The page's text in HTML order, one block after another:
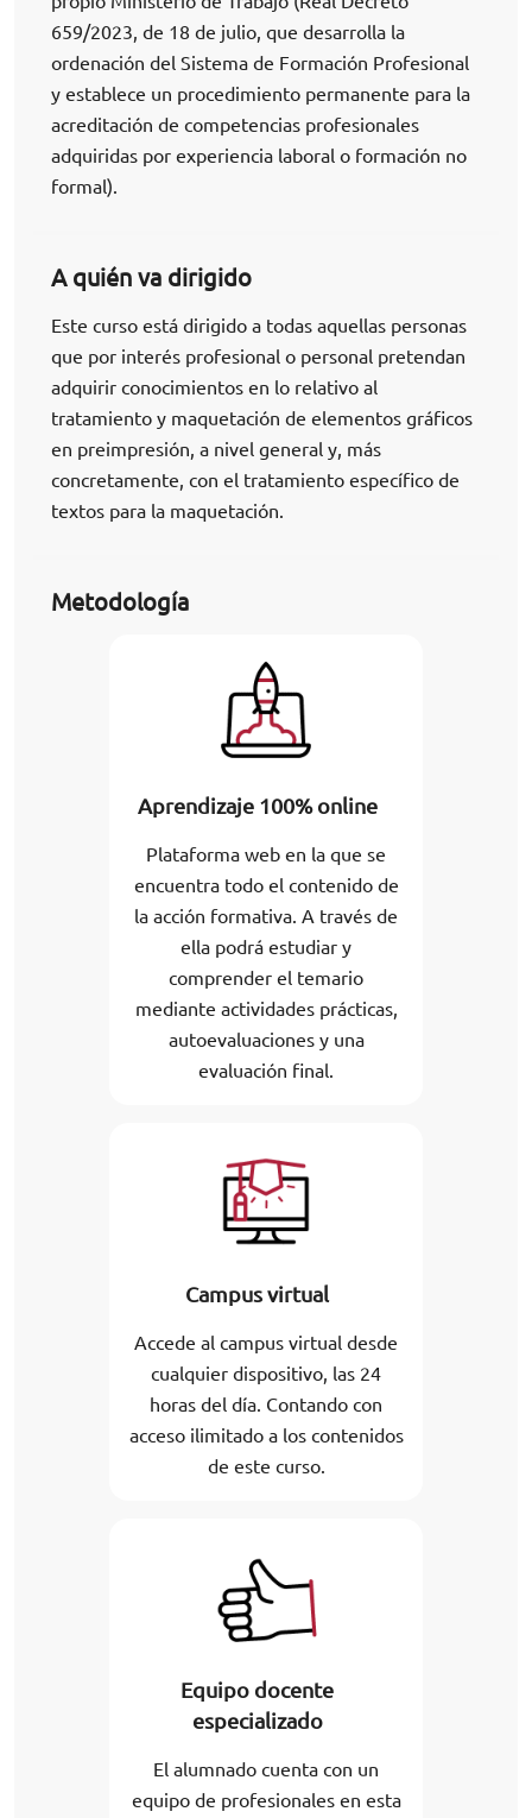
659/2023, de 18 de julio, que desarrolla la
ordenación del Sistema de Formación Profesional
y establece un procedimiento permanente para la
acreditación de competencias profesionales
adquiridas por experiencia laboral o formación no
formal).
A quién va dirigido
Este curso está dirigido a todas aquellas personas
que por interés profesional o personal pretendan
adquirir conocimientos en lo relativo al
tratamiento y maquetación de elementos gráficos
en preimpresión, a nivel general y, más
concretamente, con el tratamiento específico de
textos para la maquetación.
Metodología
Aprendizaje 100% online
Plataforma web en la que se
encuentra todo el contenido de
la acción formativa. A través de
ella podrá estudiar y
comprender el temario
mediante actividades prácticas,
autoevaluaciones y una
evaluación final.
Campus virtual
Accede al campus virtual desde
cualquier dispositivo, las 24
horas del día. Contando con
acceso ilimitado a los contenidos
de este curso.
Equipo docente
especializado
El alumnado cuenta con un
equipo de profesionales en esta